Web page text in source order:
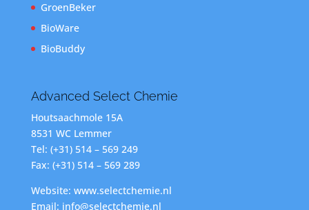
GroenBeker
BioWare
BioBuddy
Advanced Select Chemie
Houtsaachmole 15A
8531 WC Lemmer
Tel: (+31) 514 – 569 249
Fax: (+31) 514 – 569 289
Website: www.selectchemie.nl
Email: info@selectchemie.nl